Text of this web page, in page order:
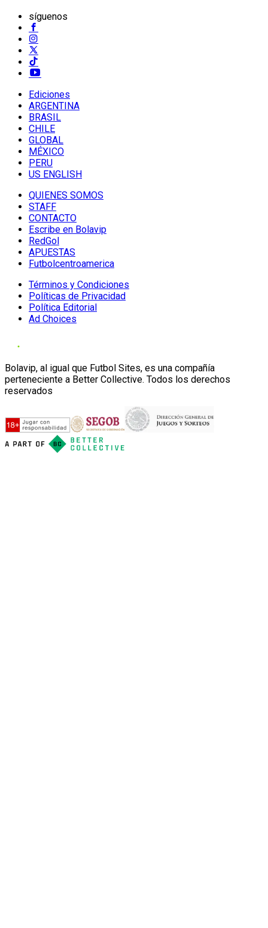
síguenos
Ediciones
ARGENTINA
BRASIL
CHILE
GLOBAL
MÉXICO
PERU
US ENGLISH
QUIENES SOMOS
STAFF
CONTACTO
Escribe en Bolavip
RedGol
APUESTAS
Futbolcentroamerica
Términos y Condiciones
Políticas de Privacidad
Política Editorial
Ad Choices
Bolavip, al igual que Futbol Sites, es una compañía
perteneciente a Better Collective. Todos los derechos
reservados